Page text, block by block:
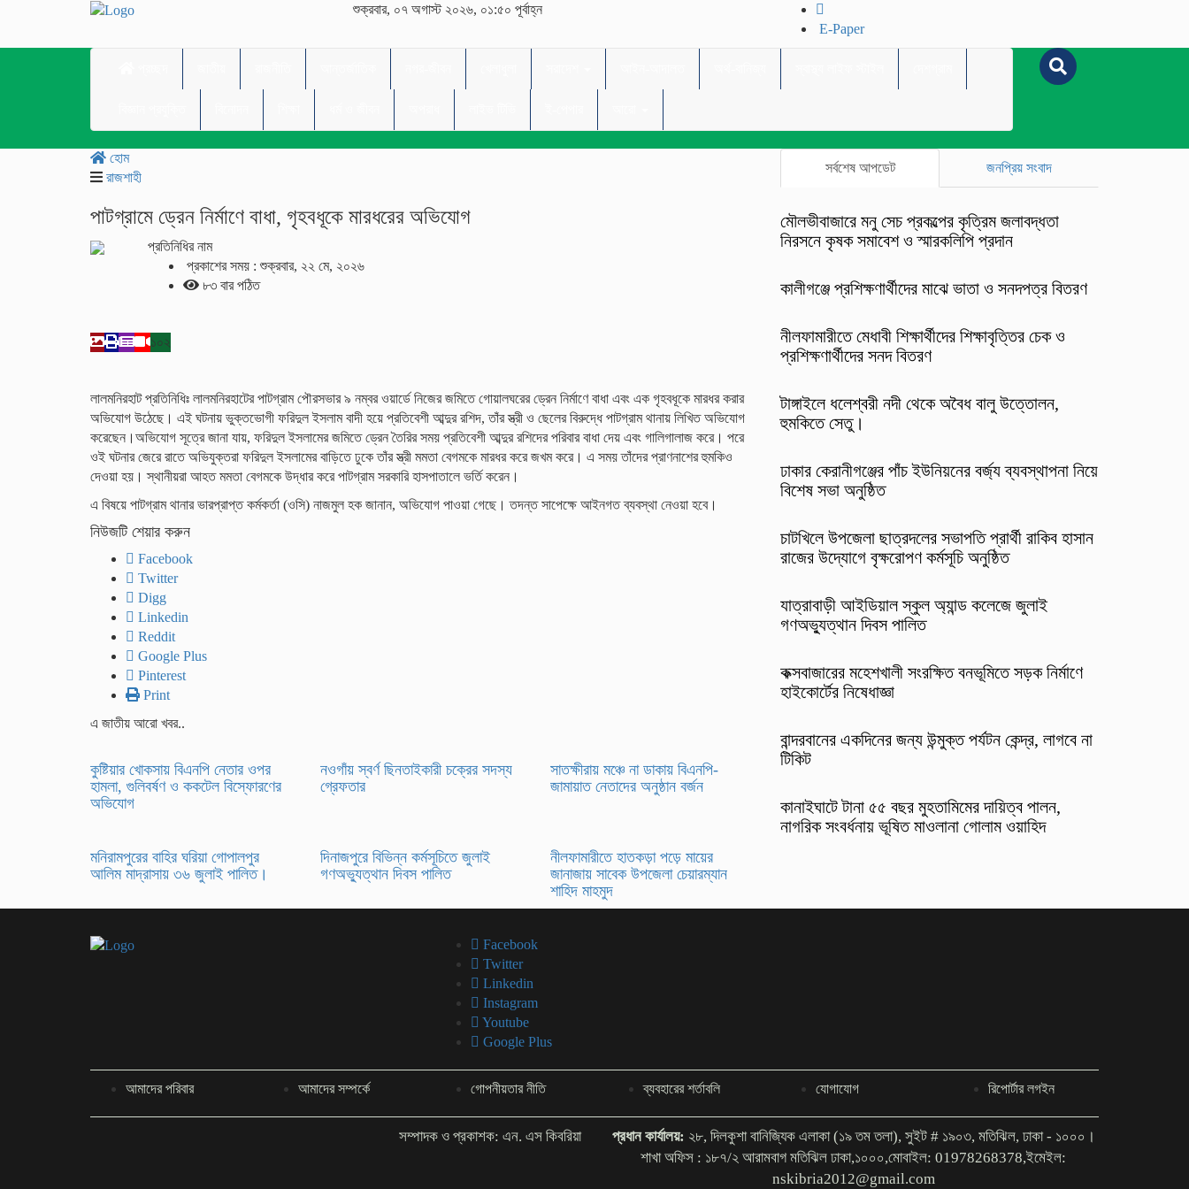
শুক্রবার, ০৭ অগাস্ট ২০২৬, ০১:৫০ পূর্বাহ্ন
E-Paper
হোম
রাজশাহী
পাটগ্রামে ড্রেন নির্মাণে বাধা, গৃহবধূকে মারধরের অভিযোগ
প্রতিনিধির নাম
প্রকাশের সময় : শুক্রবার, ২২ মে, ২০২৬
৮৩ বার পঠিত
১০২
লালমনিরহাট প্রতিনিধিঃ লালমনিরহাটের পাটগ্রাম পৌরসভার ৯ নম্বর ওয়ার্ডে নিজের জমিতে গোয়ালঘরের ড্রেন নির্মাণে বাধা এবং এক গৃহবধূকে মারধর করার
অভিযোগ উঠেছে। এই ঘটনায় ভুক্তভোগী ফরিদুল ইসলাম বাদী হয়ে প্রতিবেশী আব্দুর রশিদ, তাঁর স্ত্রী ও ছেলের বিরুদ্ধে পাটগ্রাম থানায় লিখিত অভিযোগ
করেছেন।অভিযোগ সূত্রে জানা যায়, ফরিদুল ইসলামের জমিতে ড্রেন তৈরির সময় প্রতিবেশী আব্দুর রশিদের পরিবার বাধা দেয় এবং গালিগালাজ করে। পরে
ওই ঘটনার জেরে রাতে অভিযুক্তরা ফরিদুল ইসলামের বাড়িতে ঢুকে তাঁর স্ত্রী মমতা বেগমকে মারধর করে জখম করে। এ সময় তাঁদের প্রাণনাশের হুমকিও
দেওয়া হয়। স্থানীয়রা আহত মমতা বেগমকে উদ্ধার করে পাটগ্রাম সরকারি হাসপাতালে ভর্তি করেন।
এ বিষয়ে পাটগ্রাম থানার ভারপ্রাপ্ত কর্মকর্তা (ওসি) নাজমুল হক জানান, অভিযোগ পাওয়া গেছে। তদন্ত সাপেক্ষে আইনগত ব্যবস্থা নেওয়া হবে।
নিউজটি শেয়ার করুন
Facebook
Twitter
Digg
Linkedin
Reddit
Google Plus
Pinterest
Print
এ জাতীয় আরো খবর..
​কুষ্টিয়ার খোকসায় বিএনপি নেতার ওপর
হামলা, গুলিবর্ষণ ও ককটেল বিস্ফোরণের
অভিযোগ
নওগাঁয় স্বর্ণ ছিনতাইকারী চক্রের সদস্য
গ্রেফতার
সাতক্ষীরায় মঞ্চে না ডাকায় বিএনপি-
জামায়াত নেতাদের অনুষ্ঠান বর্জন
মনিরামপুরের বাহির ঘরিয়া গোপালপুর
আলিম মাদ্রাসায় ৩৬ জুলাই পালিত।
দিনাজপুরে বিভিন্ন কর্মসূচিতে জুলাই
গণঅভ্যুত্থান দিবস পালিত
নীলফামারীতে হাতকড়া পড়ে মায়ের
জানাজায় সাবেক উপজেলা চেয়ারম্যান
শাহিদ মাহমুদ
সর্বশেষ আপডেট জনপ্রিয় সংবাদ
মৌলভীবাজারে মনু সেচ প্রকল্পের কৃত্রিম জলাবদ্ধতা
নিরসনে কৃষক সমাবেশ ও স্মারকলিপি প্রদান
কালীগঞ্জে প্রশিক্ষণার্থীদের মাঝে ভাতা ও সনদপত্র বিতরণ
নীলফামারীতে মেধাবী শিক্ষার্থীদের শিক্ষাবৃত্তির চেক ও
প্রশিক্ষণার্থীদের সনদ বিতরণ
টাঙ্গাইলে ধলেশ্বরী নদী থেকে অবৈধ বালু উত্তোলন,
হুমকিতে সেতু।
ঢাকার কেরানীগঞ্জের পাঁচ ইউনিয়নের বর্জ্য ব্যবস্থাপনা নিয়ে
বিশেষ সভা অনুষ্ঠিত
চাটখিলে উপজেলা ছাত্রদলের সভাপতি প্রার্থী রাকিব হাসান
রাজের উদ্যোগে বৃক্ষরোপণ কর্মসূচি অনুষ্ঠিত
যাত্রাবাড়ী আইডিয়াল স্কুল অ্যান্ড কলেজে জুলাই
গণঅভ্যুত্থান দিবস পালিত
কক্সবাজারের মহেশখালী সংরক্ষিত বনভূমিতে সড়ক নির্মাণে
হাইকোর্টের নিষেধাজ্ঞা
বান্দরবানের একদিনের জন্য উন্মুক্ত পর্যটন কেন্দ্র, লাগবে না
টিকিট
কানাইঘাটে টানা ৫৫ বছর মুহতামিমের দায়িত্ব পালন,
নাগরিক সংবর্ধনায় ভূষিত মাওলানা গোলাম ওয়াহিদ
Facebook
Twitter
Linkedin
Instagram
Youtube
Google Plus
আমাদের পরিবার আমাদের সম্পর্কে গোপনীয়তার নীতি ব্যবহারের শর্তাবলি যোগাযোগ রিপোর্টার লগইন
সম্পাদক ও প্রকাশক: এন. এস কিবরিয়া প্রধান কার্যালয়: ২৮, দিলকুশা বানিজ্যিক এলাকা (১৯ তম তলা), সুইট # ১৯০৩, মতিঝিল, ঢাকা - ১০০০।
শাখা অফিস : ১৮৭/২ আরামবাগ মতিঝিল ঢাকা,১০০০,মোবাইল: 01978268378,ইমেইল:
nskibria2012@gmail.com